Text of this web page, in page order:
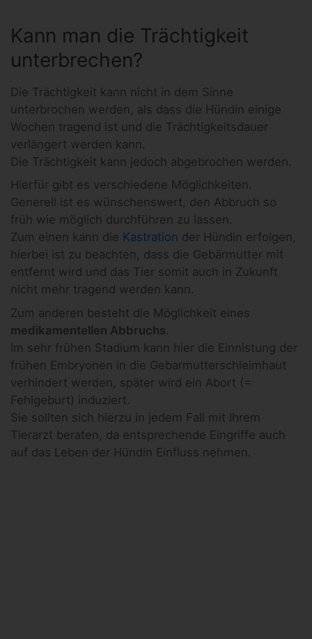
Kann man die Trächtigkeit
unterbrechen?
Die Trächtigkeit kann nicht in dem Sinne
unterbrochen werden, als dass die Hündin einige
Wochen tragend ist und die Trächtigkeitsdauer
verlängert werden kann.
Die Trächtigkeit kann jedoch abgebrochen werden.
Hierfür gibt es verschiedene Möglichkeiten.
Generell ist es wünschenswert, den Abbruch so
früh wie möglich durchführen zu lassen.
Zum einen kann die Kastration der Hündin erfolgen,
hierbei ist zu beachten, dass die Gebärmutter mit
entfernt wird und das Tier somit auch in Zukunft
nicht mehr tragend werden kann.
Zum anderen besteht die Möglichkeit eines
medikamentellen Abbruchs.
Im sehr frühen Stadium kann hier die Einnistung der
frühen Embryonen in die Gebarmutterschleimhaut
verhindert werden, später wird ein Abort (=
Fehlgeburt) induziert.
Sie sollten sich hierzu in jedem Fall mit Ihrem
Tierarzt beraten, da entsprechende Eingriffe auch
auf das Leben der Hündin Einfluss nehmen.